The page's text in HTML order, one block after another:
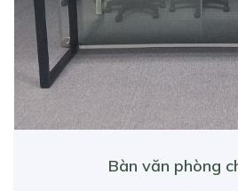
Bàn văn phòng